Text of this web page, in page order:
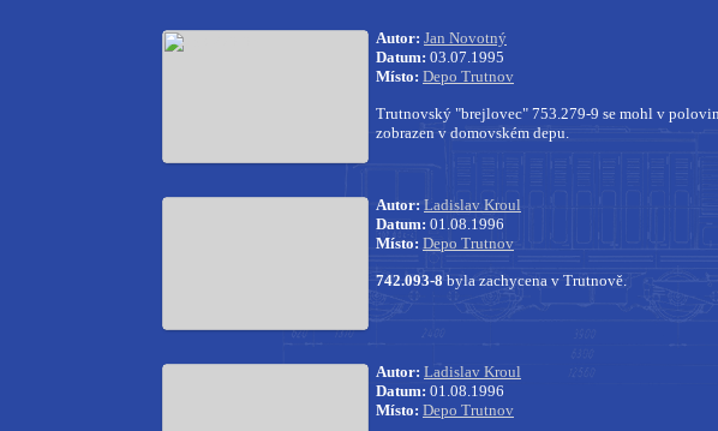
Autor: Jan Novotný
Datum: 03.07.1995
Místo: Depo Trutnov
Trutnovský "brejlovec" 753.279-9 se mohl v
zobrazen v domovském depu.
Autor: Ladislav Kroul
Datum: 01.08.1996
Místo: Depo Trutnov
742.093-8 byla zachycena v Trutnově.
Autor: Ladislav Kroul
Datum: 01.08.1996
Místo: Depo Trutnov